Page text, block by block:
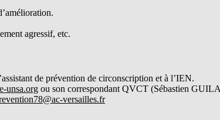
agressif, etc.
de prévention de circonscription et à l’IEN.
unsa.org ou son correspondant QVCT (Sébastien
versailles.fr